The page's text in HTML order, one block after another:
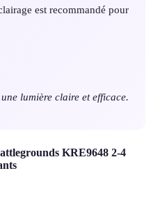
est recommandé pour
lumière claire et efficace.
KRE9648 2-4